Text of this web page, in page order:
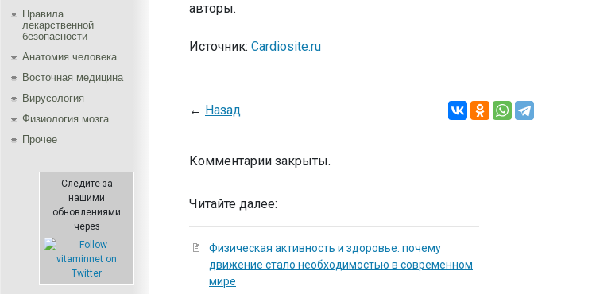
Правила
лекарственной
безопасности
Aнатомия человека
Восточная медицина
Вирусология
Физиология мозга
Прочее
Следите за
нашими
обновлениями
через
авторы.
Источник: Cardiosite.ru
← Назад
Комментарии закрыты.
Читайте далее:
Физическая активность и здоровье: почему
движение стало необходимостью в современном
мире